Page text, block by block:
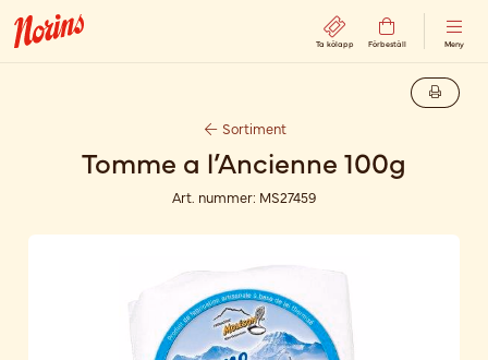
Ta kölapp Förbeställ Meny
Sortiment
Tomme a l’Ancienne 100g
Art. nummer: MS27459